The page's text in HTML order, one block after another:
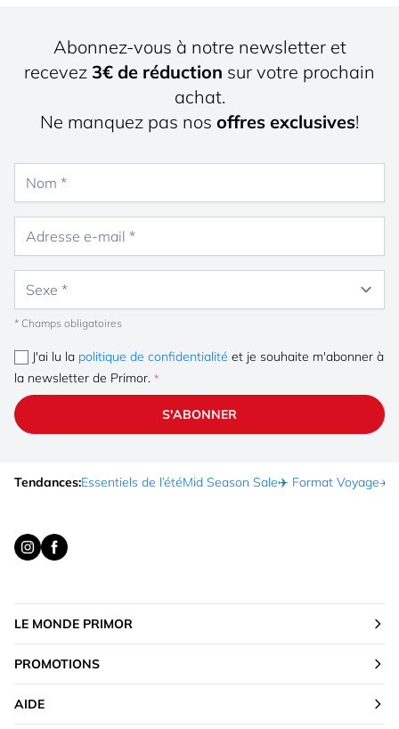
Abonnez-vous à notre newsletter et
recevez 3€ de réduction sur votre prochain
achat.
Ne manquez pas nos offres exclusives!
* Champs obligatoires
J'ai lu la politique de confidentialité et je souhaite m'abonner à
la newsletter de Primor.
S'ABONNER
Tendances:Essentiels de l’étéMid Season Sale✈️ Format Voyage☀️
LE MONDE PRIMOR
PROMOTIONS
AIDE